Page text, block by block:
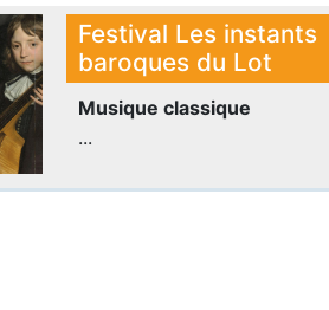
Festival Les instants
baroques du Lot
Musique classique
...